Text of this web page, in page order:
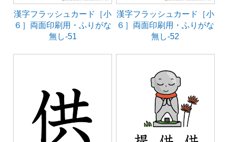
漢字フラッシュカード［小
６］両面印刷用・ふりがな
無し-51
漢字フラッシュカード［小
６］両面印刷用・ふりがな
無し-52